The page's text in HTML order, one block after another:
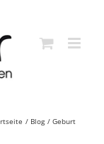
Blog Geburt